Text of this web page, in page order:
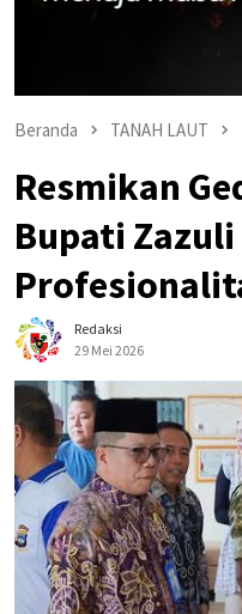
Beranda TANAH LAUT
Resmikan
Bupati
Redaksi
29 Mei 2026